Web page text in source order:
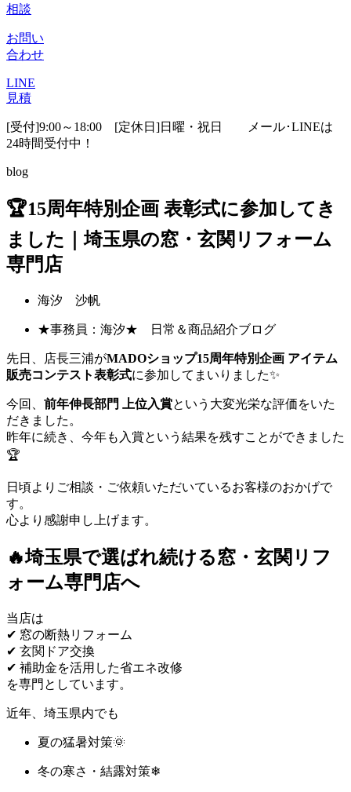
相談
お問い
合わせ
LINE
見積
[受付]9:00～18:00 [定休日]日曜・祝日
メール･LINEは
24時間受付中！
blog
🏆15周年特別企画 表彰式に参加してき
ました｜埼玉県の窓・玄関リフォーム
専門店
海汐 沙帆
★事務員：海汐★ 日常＆商品紹介ブログ
先日、店長三浦がMADOショップ15周年特別企画 アイテム
販売コンテスト表彰式に参加してまいりました✨
今回、 前年伸長部門 上位入賞という大変光栄な評価をいた
だきました。
昨年に続き、今年も入賞という結果を残すことができました
🏆
日頃よりご相談・ご依頼いただいているお客様のおかげで
す。
心より感謝申し上げます。
🔥埼玉県で選ばれ続ける窓・玄関リフ
ォーム専門店へ
当店は
✔ 窓の断熱リフォーム
✔ 玄関ドア交換
✔ 補助金を活用した省エネ改修
を専門としています。
近年、埼玉県内でも
夏の猛暑対策🌞
冬の寒さ・結露対策❄